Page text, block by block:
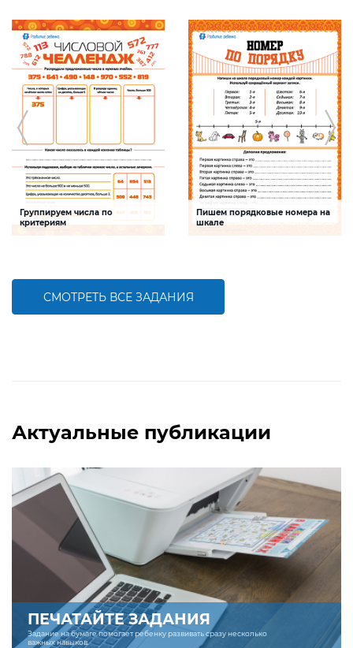
Группируем числа по
критериям
Пишем порядковые номера на
шкале
работать с числами первого десятка
СМОТРЕТЬ ВСЕ ЗАДАНИЯ
Актуальные публикации
ПЕЧАТАЙТЕ ЗАДАНИЯ
Задание на бумаге помогает ребенку развивать сразу несколько
важных навыков.